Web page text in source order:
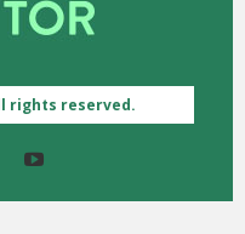
rights reserved.